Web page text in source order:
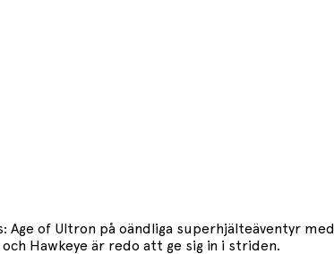
Age of Ultron på oändliga superhjälteäventyr
Hawkeye är redo att ge sig in i striden.